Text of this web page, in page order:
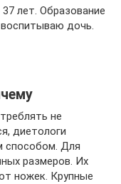
лет. Образование
дочь.
не
диетологи
способом. Для
размеров. Их
ножек. Крупные